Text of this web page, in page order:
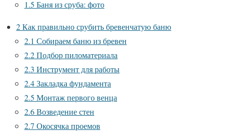
1.5 Баня из сруба: фото
2Как правильно срубить бревенчатую баню
2.1 Собираем баню из бревен
2.2Подбор пиломатериала
2.3 Инструмент для работы
2.4Закладка фундамента
2.5 Монтаж первого венца
2.6Возведение стен
2.7 Окосячка проемов